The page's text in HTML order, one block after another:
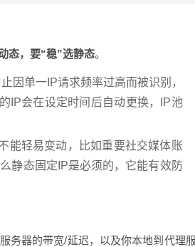
态，要“稳”选静态。
因单一IP请求频率过高而被识别，
IP会在设定时间后自动更换，IP池
能轻易变动，比如重要社交媒体账
静态固定IP是必须的，它能有效防
务器的带宽/延迟，以及你本地到代理服